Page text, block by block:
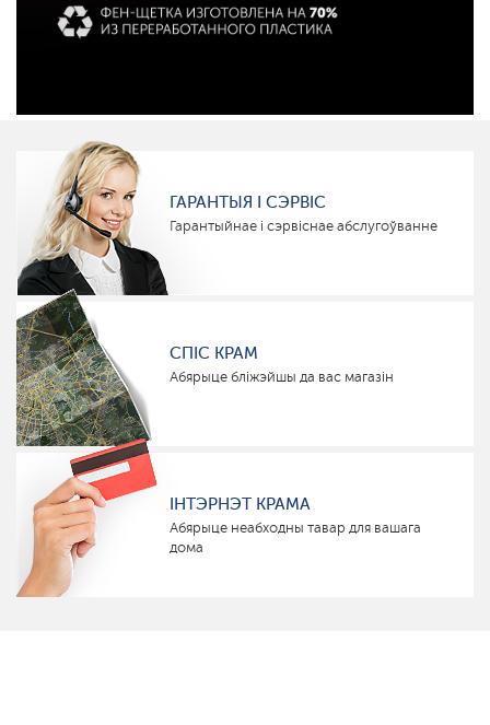
ГАРАНТЫЯ І СЭРВІС
Гарантыйнае і сэрвіснае абслугоўванне
СПІС КРАМ
Абярыце бліжэйшы да вас магазін
ІНТЭРНЭТ КРАМА
Абярыце неабходны тавар для вашага
дома